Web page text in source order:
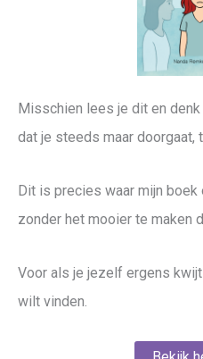
Misschien lees je dit en denk
dat je steeds maar
Dit is precies waar mijn boek
zonder het mooier te maken
Voor als je jezelf ergens
wilt vinden.